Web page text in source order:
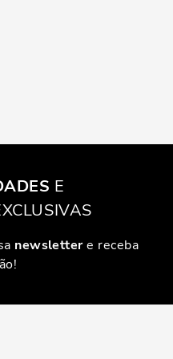
E
newslettere receba